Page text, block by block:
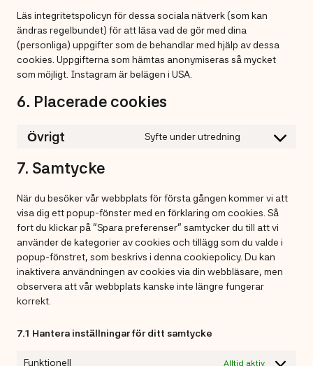
Läs integritetspolicyn för dessa sociala nätverk (som kan
ändras regelbundet) för att läsa vad de gör med dina
(personliga) uppgifter som de behandlar med hjälp av dessa
cookies. Uppgifterna som hämtas anonymiseras så mycket
som möjligt. Instagram är belägen i USA.
6. Placerade cookies
Övrigt Syfte under utredning
Consent
7. Samtycke
När du besöker vår webbplats för första gången kommer vi att
visa dig ett popup-fönster med en förklaring om cookies. Så
fort du klickar på ”Spara preferenser” samtycker du till att vi
använder de kategorier av cookies och tillägg som du valde i
popup-fönstret, som beskrivs i denna cookiepolicy. Du kan
inaktivera användningen av cookies via din webbläsare, men
observera att vår webbplats kanske inte längre fungerar
korrekt.
7.1 Hantera inställningar för ditt samtycke
Funktionell Alltid aktiv